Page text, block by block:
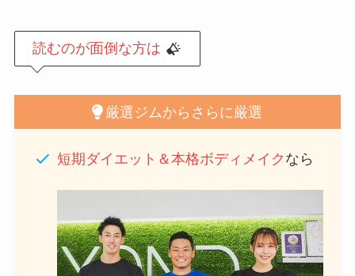
読むのが面倒な方は
厳選ジムからさらに厳選
短期ダイエット＆本格ボディメイク なら